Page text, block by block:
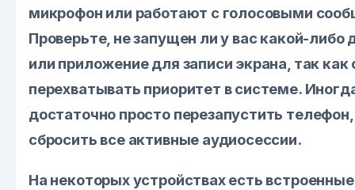
микрофон или работают с голосовыми
Проверьте, не запущен ли у вас какой-либо
или приложение для записи экрана, так как
перехватывать приоритет в системе.
достаточно просто перезапустить
сбросить все активные аудиосессии.
На некоторых устройствах есть